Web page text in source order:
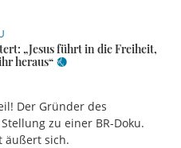
„Jesus führt in die Freiheit,
heraus“
Der Gründer des
zu einer BR-Doku.
äußert sich.